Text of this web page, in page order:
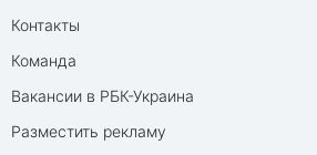
Контакты
Команда
Вакансии в РБК-Украина
Разместить рекламу